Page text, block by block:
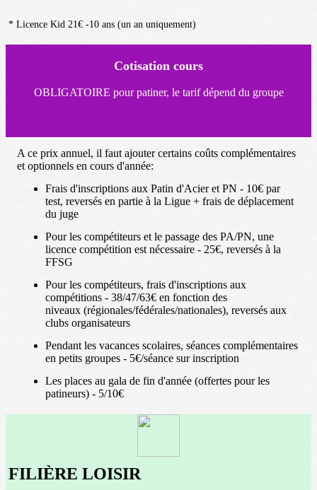
* Licence Kid 21€ -10 ans (un an uniquement)
Cotisation cours
OBLIGATOIRE pour patiner, le tarif dépend du groupe
A ce prix annuel, il faut ajouter certains coûts complémentaires
et optionnels en cours d'année:
Frais d'inscriptions aux Patin d'Acier et PN - 10€ par
test, reversés en partie à la Ligue + frais de déplacement
du juge
Pour les compétiteurs et le passage des PA/PN, une
licence compétition est nécessaire - 25€, reversés à la
FFSG
Pour les compétiteurs, frais d'inscriptions aux
compétitions - 38/47/63€ en fonction des
niveaux (régionales/fédérales/nationales), reversés aux
clubs organisateurs
Pendant les vacances scolaires, séances complémentaires
en petits groupes - 5€/séance sur inscription
Les places au gala de fin d'année (offertes pour les
patineurs) - 5/10€
FILIÈRE LOISIR